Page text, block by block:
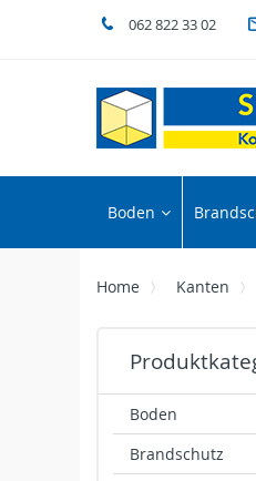
062 822 33 02
Boden
Home Kanten
Boden
Brandschutz